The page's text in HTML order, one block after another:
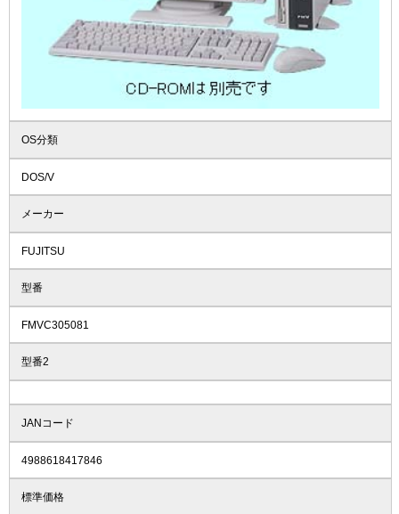
OS分類
DOS/V
メーカー
FUJITSU
型番
FMVC305081
型番2
JANコード
4988618417846
標準価格